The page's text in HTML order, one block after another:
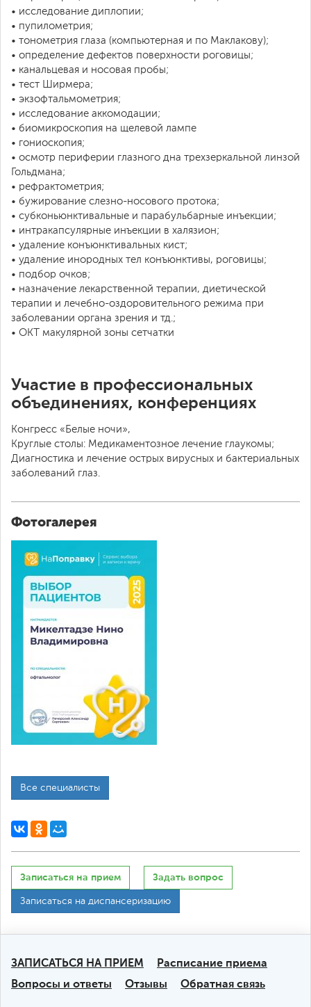
• исследование диплопии;
• пупилометрия;
• тонометрия глаза (компьютерная и по Маклакову);
• определение дефектов поверхности роговицы;
• канальцевая и носовая пробы;
• тест Ширмера;
• экзофтальмометрия;
• исследование аккомодации;
• биомикроскопия на щелевой лампе
• гониоскопия;
• осмотр периферии глазного дна трехзеркальной линзой
Гольдмана;
• рефрактометрия;
• бужирование слезно-носового протока;
• субконьюнктивальные и парабульбарные инъекции;
• интракапсулярные инъекции в халязион;
• удаление конъюнктивальных кист;
• удаление инородных тел конъюнктивы, роговицы;
• подбор очков;
• назначение лекарственной терапии, диетической
терапии и лечебно-оздоровительного режима при
заболевании органа зрения и тд.;
• ОКТ макулярной зоны сетчатки
Участие в профессиональных
объединениях, конференциях
Конгресс «Белые ночи»,
Круглые столы: Медикаментозное лечение глаукомы;
Диагностика и лечение острых вирусных и бактериальных
заболеваний глаз.
Фотогалерея
Все специалисты
Записаться на прием Задать вопрос
Записаться на диспансеризацию
ЗАПИСАТЬСЯ НА ПРИЕМ
Расписание приема
Вопросы и ответы
Отзывы Обратная связь